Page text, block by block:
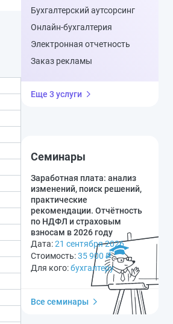
Бухгалтерский аутсорсинг
Онлайн-бухгалтерия
Электронная отчетность
Заказ рекламы
Еще 3 услуги
Семинары
Заработная плата: анализ
изменений, поиск решений,
практические
рекомендации. Отчётность
по НДФЛ и страховым
взносам в 2026 году
Дата:21 сентября 2026
Стоимость:35 900 ₽
Для кого:бухгалтеру
Все семинары